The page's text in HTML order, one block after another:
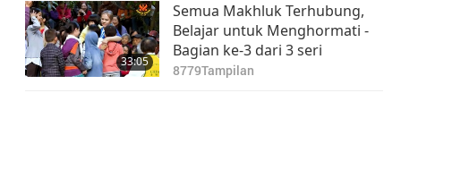
33:05
Semua Makhluk Terhubung,
Belajar untuk Menghormati -
Bagian ke-3 dari 3 seri
8779Tampilan